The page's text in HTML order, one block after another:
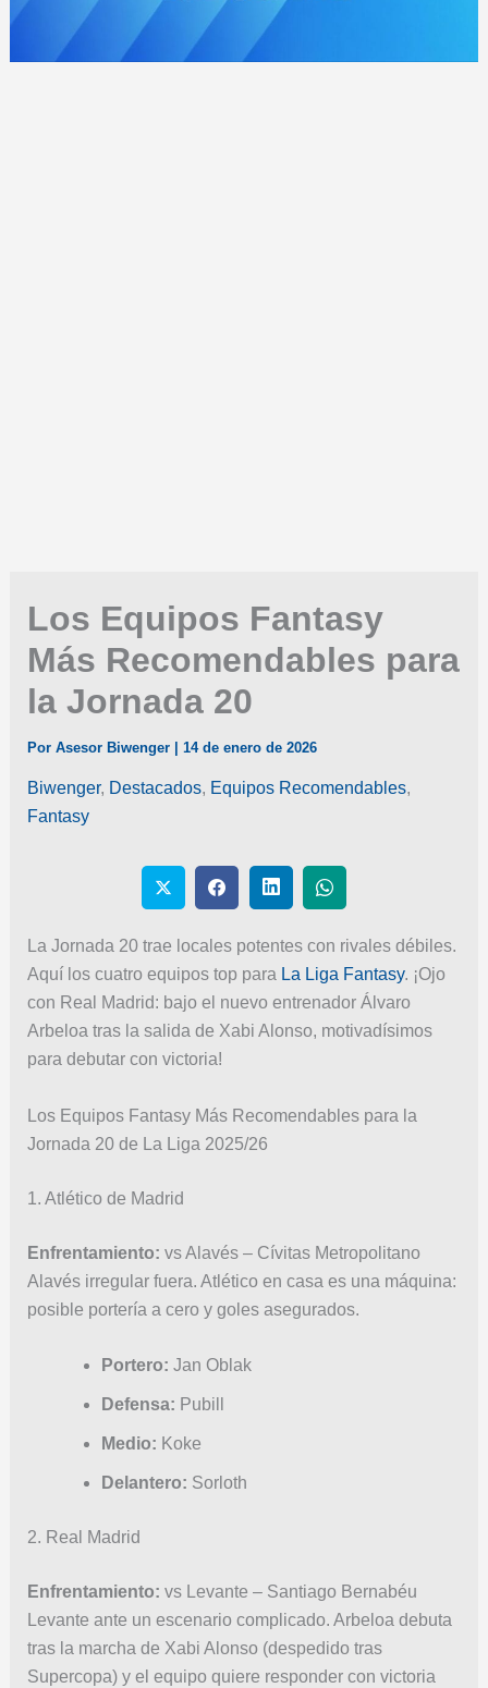
Los Equipos Fantasy
Más Recomendables para
la Jornada 20
Por Asesor Biwenger | 14 de enero de 2026
Biwenger, Destacados, Equipos Recomendables,
Fantasy
La Jornada 20 trae locales potentes con rivales débiles.
Aquí los cuatro equipos top para La Liga Fantasy. ¡Ojo
con Real Madrid: bajo el nuevo entrenador Álvaro
Arbeloa tras la salida de Xabi Alonso, motivadísimos
para debutar con victoria!
Los Equipos Fantasy Más Recomendables para la
Jornada 20 de La Liga 2025/26
1. Atlético de Madrid
Enfrentamiento: vs Alavés – Cívitas Metropolitano
Alavés irregular fuera. Atlético en casa es una máquina:
posible portería a cero y goles asegurados.
Portero: Jan Oblak
Defensa: Pubill
Medio: Koke
Delantero: Sorloth
2. Real Madrid
Enfrentamiento: vs Levante – Santiago Bernabéu
Levante ante un escenario complicado. Arbeloa debuta
tras la marcha de Xabi Alonso (despedido tras
Supercopa) y el equipo quiere responder con victoria